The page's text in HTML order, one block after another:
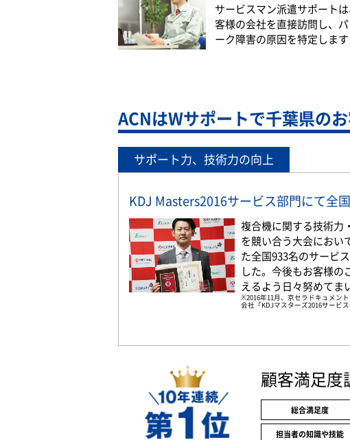
サービスマン派遣サポート
客様の会社を直接訪問し、
ーク障害の原因を特定します
ACNはWサポートで千葉県の
サポート力、技術力の向上
KDJ Masters2016サービス部門にて全
複合機に関する技術力
を競い合う大会におい
た全国933名のサービ
した。今後もお客様の
えるよう日々努めてま
※2016年11月、京セラドキュメン
会社「KDJマスターズ2016サービ
顧客満足度
総合満足度
担当者の知識や技能